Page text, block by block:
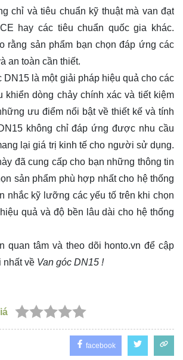
chỉ và tiêu chuẩn kỹ thuật mà van đạt
hay các tiêu chuẩn quốc gia khác.
rằng sản phẩm bạn chọn đáp ứng các
an toàn cần thiết.
DN15 là một giải pháp hiệu quả cho các
khiển dòng chảy chính xác và tiết kiệm
ưu điểm nổi bật về thiết kế và tính
không chỉ đáp ứng được nhu cầu
lại giá trị kinh tế cho người sử dụng.
đã cung cấp cho bạn những thông tin
sản phẩm phù hợp nhất cho hệ thống
nhắc kỹ lưỡng các yếu tố trên khi chọn
quả và độ bền lâu dài cho hệ thống
quan tâm và theo dõi honto.vn để cập
nhất về Van góc DN15 !
facebook